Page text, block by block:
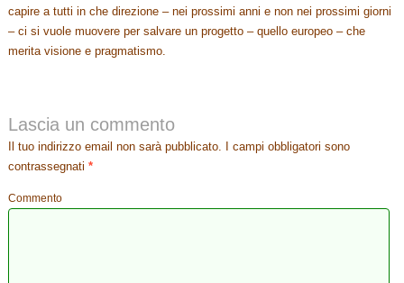
capire a tutti in che direzione – nei prossimi anni e non nei prossimi giorni
– ci si vuole muovere per salvare un progetto – quello europeo – che
merita visione e pragmatismo.
Lascia un commento
Il tuo indirizzo email non sarà pubblicato. I campi obbligatori sono
contrassegnati*
Commento